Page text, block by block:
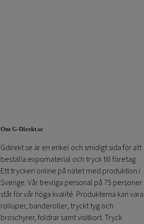
Om G-Direkt.se
Gdirekt.se är en enkel och smidigt sida för att
beställa expomaterial och tryck till företag.
Ett tryckeri online på nätet med produktion i
Sverige. Vår trevliga personal på 75 personer
står för vår höga kvalité. Produkterna kan vara
rolluper, banderoller, tryckt tyg och
broschyrer, foldrar samt visitkort. Tryck